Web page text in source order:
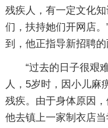
残疾人，有一定文化
们，扶持她们开网店
到，他正指导新招聘的
“过去的日子很艰
人，5岁时，因小儿麻
残疾。由于身体原因
他去镇上一家制衣店